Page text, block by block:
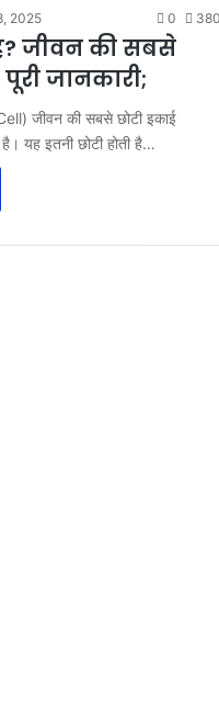
2025 0 380
जीवन की सबसे
जानकारी;
जीवन की सबसे छोटी इकाई
यह इतनी छोटी होती है…